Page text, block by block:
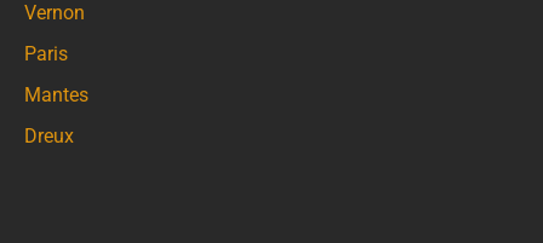
Vernon
Paris
Mantes
Dreux